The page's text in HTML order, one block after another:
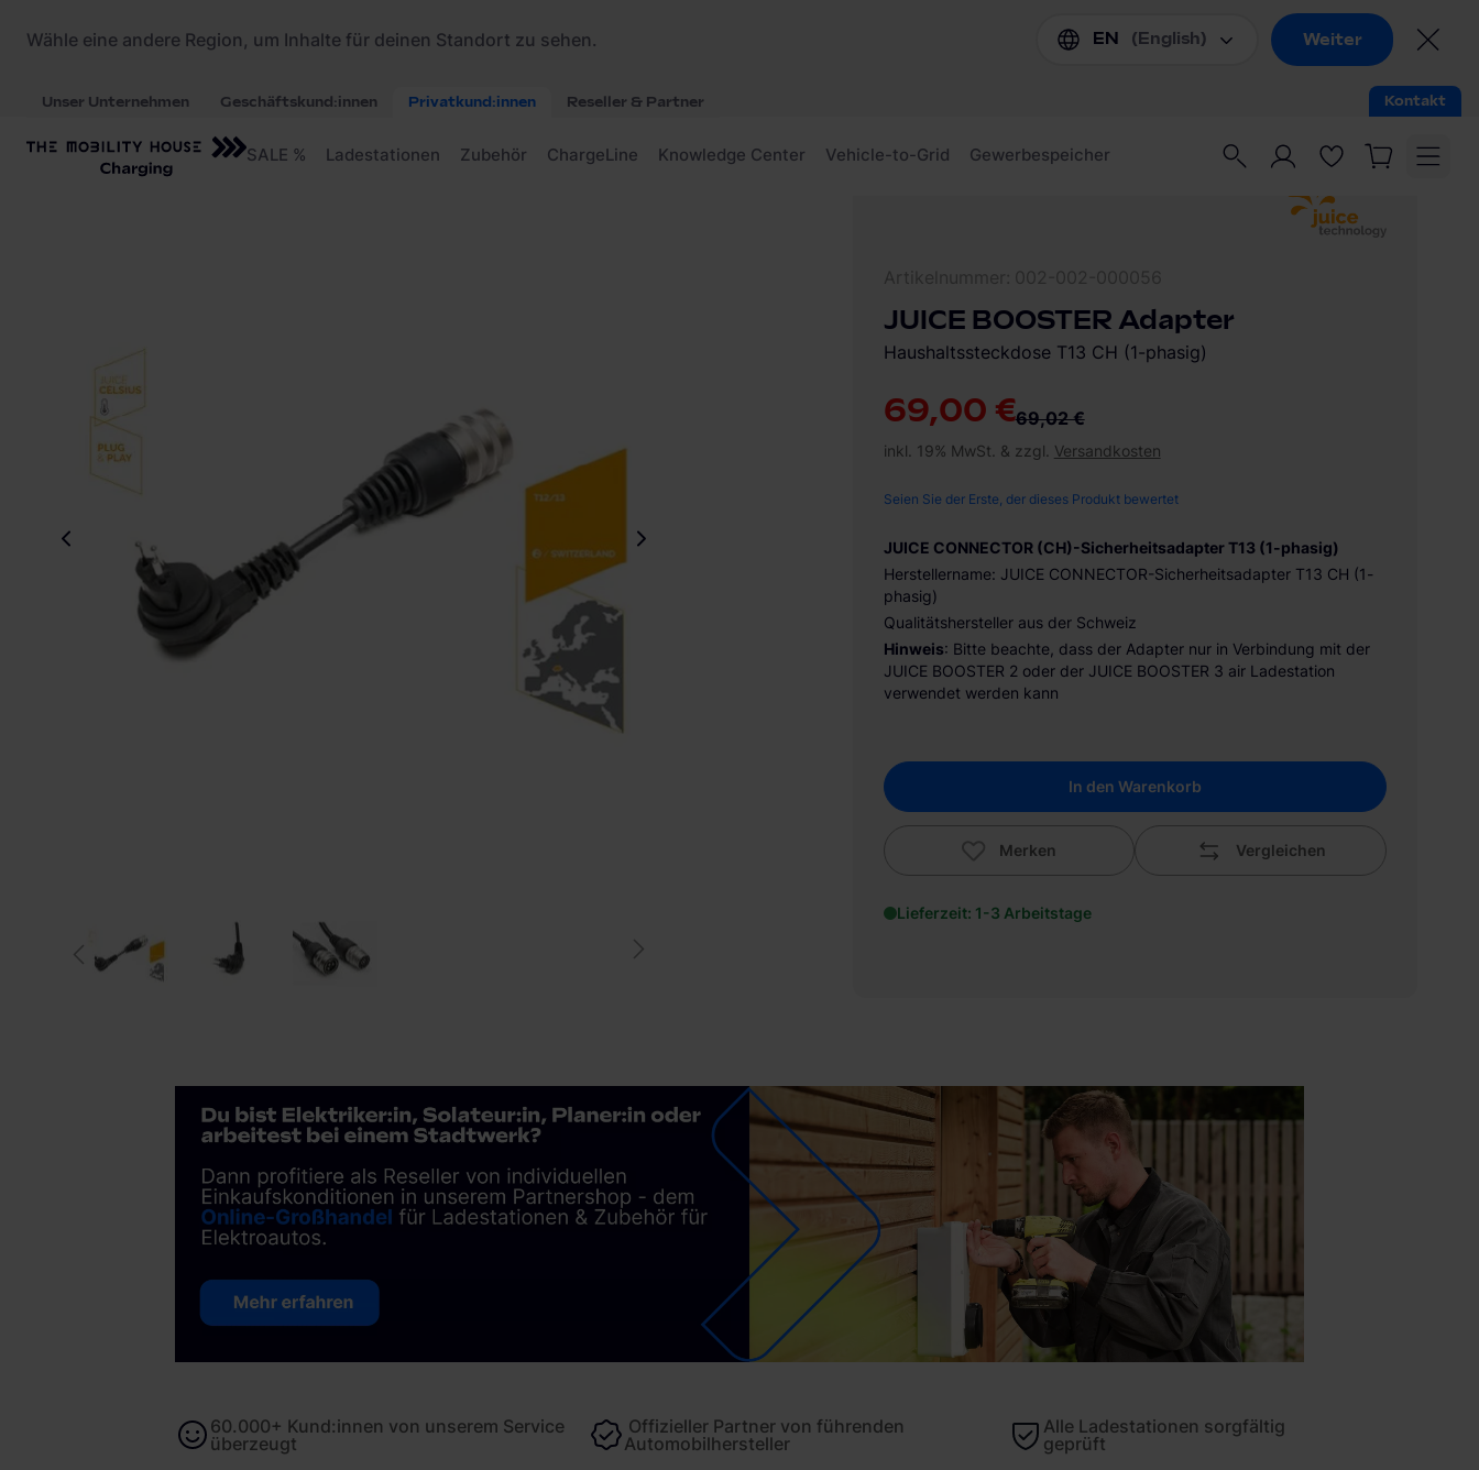
Startseite / Ladezubehör / JUICE BOOSTER Adapter
69,00 €69,02 €
inkl. 19% MwSt. & zzgl. Versandkosten
Seien Sie der Erste, der dieses Produkt bewertet
JUICE CONNECTOR (CH)-Sicherheitsadapter T13 (1-phasig)
Herstellername: JUICE CONNECTOR-Sicherheitsadapter T13 CH (1-
phasig)
Qualitätshersteller aus der Schweiz
Hinweis: Bitte beachte, dass der Adapter nur in Verbindung mit der
JUICE BOOSTER 2 oder der JUICE BOOSTER 3 air Ladestation
verwendet werden kann
In den Warenkorb
Merken Vergleichen
Lieferzeit: 1-3 Arbeitstage
JUICE BOOSTER Adapter
Haushaltssteckdose T13 CH (1-phasig)
60.000+ Kund:innen von unserem Service
überzeugt
Offizieller Partner von führenden
Automobilhersteller
Alle Ladestationen sorgfältig
geprüft